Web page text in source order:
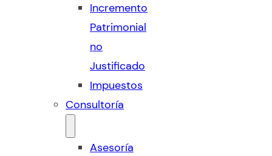
Incremento
Patrimonial
no
Justificado
Impuestos
Consultoría
Asesoría